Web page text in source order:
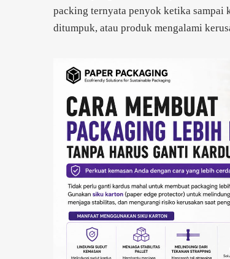
packing ternyata penyok ketika sampai
ditumpuk, atau produk mengalami